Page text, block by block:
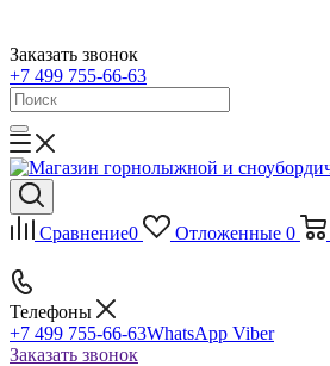
Заказать звонок
+7 499 755-66-63
Сравнение0 Отложенные 0
Телефоны
+7 499 755-66-63WhatsApp Viber
Заказать звонок